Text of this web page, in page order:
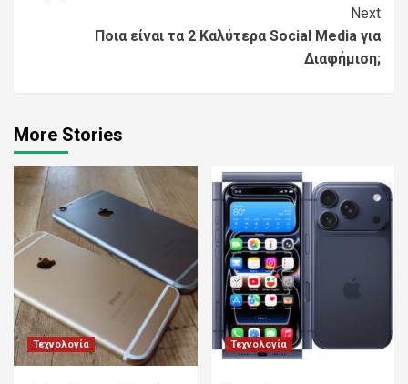
Next
Ποια είναι τα 2 Καλύτερα Social Media για
Διαφήμιση;
More Stories
Τεχνολογία Τεχνολογία